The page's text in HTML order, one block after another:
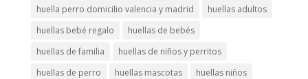
huella perro domicilio valencia y madrid
huellas adultos
huellas bebé regalo
huellas de bebés
huellas de familia
huellas de niños y perritos
huellas de perro
huellas mascotas
huellas niños